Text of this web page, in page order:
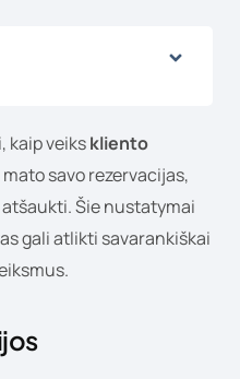
kaip veikskliento
savo rezervacijas,
Šie nustatymai
gali atlikti savarankiškai